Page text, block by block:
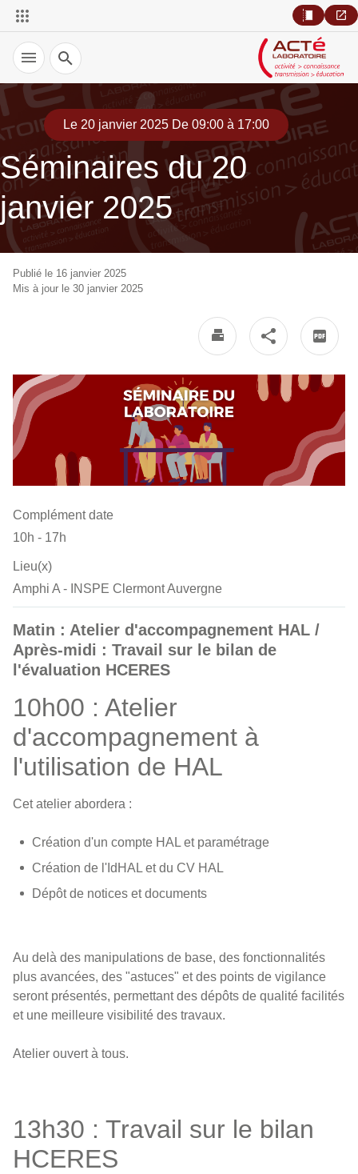
Recherche
Le 20 janvier 2025 De 09:00 à 17:00
Séminaires du 20
janvier 2025
Publié le 16 janvier 2025
Mis à jour le 30 janvier 2025
Complément date
10h - 17h
Lieu(x)
Amphi A - INSPE Clermont Auvergne
Matin : Atelier d'accompagnement HAL /
Après-midi : Travail sur le bilan de
l'évaluation HCERES
10h00 : Atelier
d'accompagnement à
l'utilisation de HAL
Cet atelier abordera :
Création d'un compte HAL et paramétrage
Création de l'IdHAL et du CV HAL
Dépôt de notices et documents
Au delà des manipulations de base, des fonctionnalités
plus avancées, des "astuces" et des points de vigilance
seront présentés, permettant des dépôts de qualité facilités
et une meilleure visibilité des travaux.
Atelier ouvert à tous.
13h30 : Travail sur le bilan
HCERES